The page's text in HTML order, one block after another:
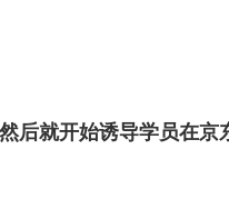
后就开始诱导学员在